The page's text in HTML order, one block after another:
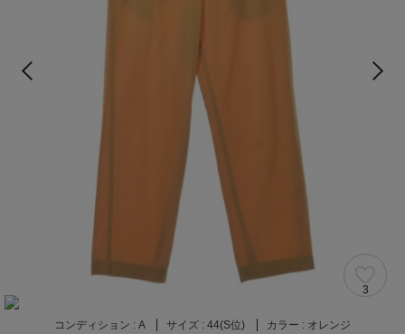
3
コンディション : A サイズ : 44(S位) カラー : オレンジ